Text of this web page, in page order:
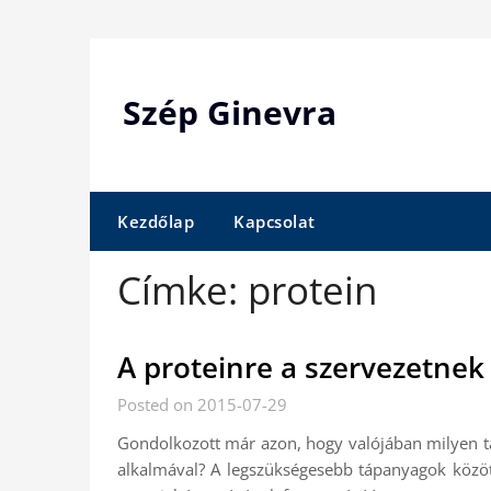
Szép Ginevra
Kezdőlap Kapcsolat
Címke: protein
A proteinre a
Posted on 2015-07-29
Gondolkozott már azon, hogy valójában milyen
alkalmával? A legszükségesebb tápanyagok